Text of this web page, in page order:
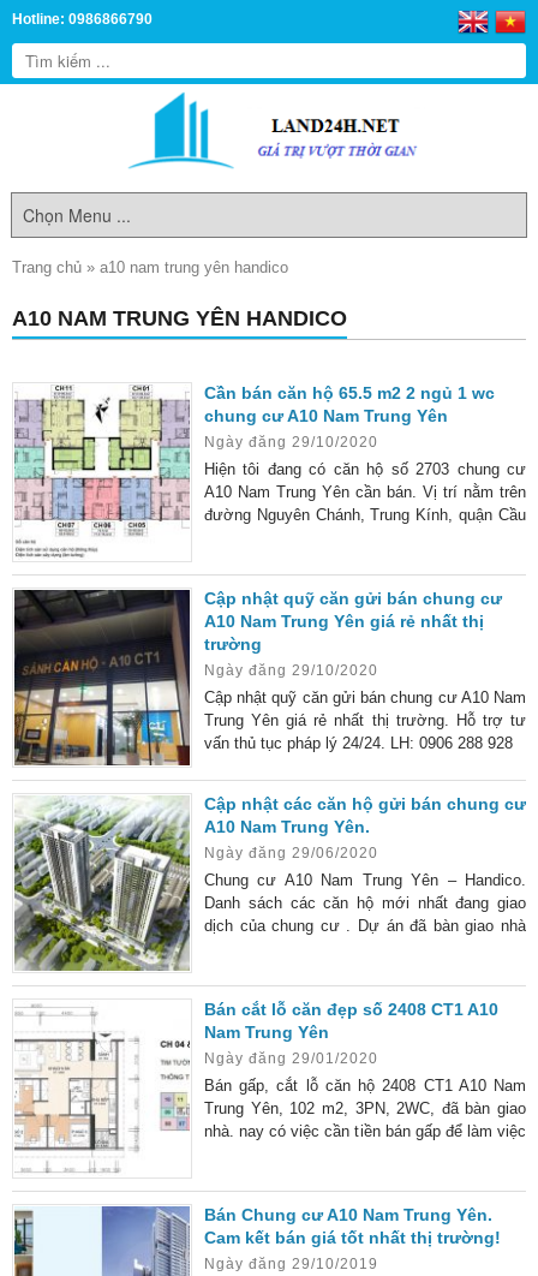
Hotline: 0986866790
Trang chủ » a10 nam trung yên handico
A10 NAM TRUNG YÊN HANDICO
Cần bán căn hộ 65.5 m2 2 ngủ 1 wc
chung cư A10 Nam Trung Yên
Ngày đăng 29/10/2020
Hiện tôi đang có căn hộ số 2703 chung cư
A10 Nam Trung Yên cần bán. Vị trí nằm trên
đường Nguyên Chánh, Trung Kính, quận Cầu
Cập nhật quỹ căn gửi bán chung cư
A10 Nam Trung Yên giá rẻ nhất thị
trường
Ngày đăng 29/10/2020
Cập nhật quỹ căn gửi bán chung cư A10 Nam
Trung Yên giá rẻ nhất thị trường. Hỗ trợ tư
vấn thủ tục pháp lý 24/24. LH: 0906 288 928
Cập nhật các căn hộ gửi bán chung cư
A10 Nam Trung Yên.
Ngày đăng 29/06/2020
Chung cư A10 Nam Trung Yên – Handico.
Danh sách các căn hộ mới nhất đang giao
dịch của chung cư . Dự án đã bàn giao nhà
Bán cắt lỗ căn đẹp số 2408 CT1 A10
Nam Trung Yên
Ngày đăng 29/01/2020
Bán gấp, cắt lỗ căn hộ 2408 CT1 A10 Nam
Trung Yên, 102 m2, 3PN, 2WC, đã bàn giao
nhà. nay có việc cần tiền bán gấp để làm việc
Bán Chung cư A10 Nam Trung Yên.
Cam kết bán giá tốt nhất thị trường!
Ngày đăng 29/10/2019